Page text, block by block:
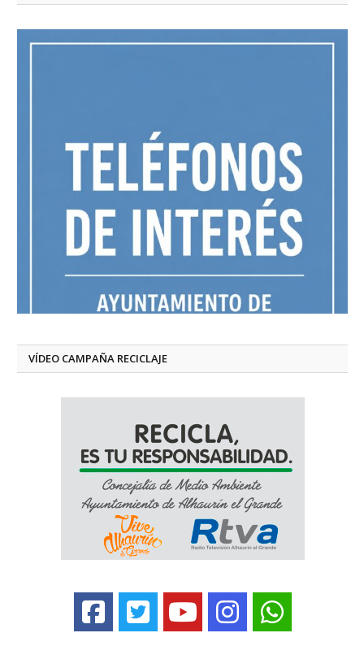
VÍDEO CAMPAÑA RECICLAJE